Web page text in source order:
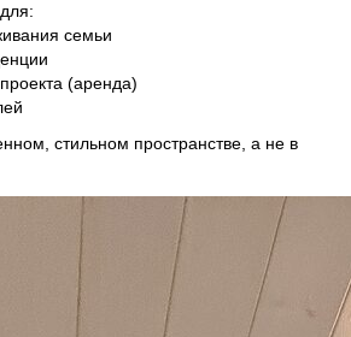
семьи
(аренда)
стильном пространстве, а не в